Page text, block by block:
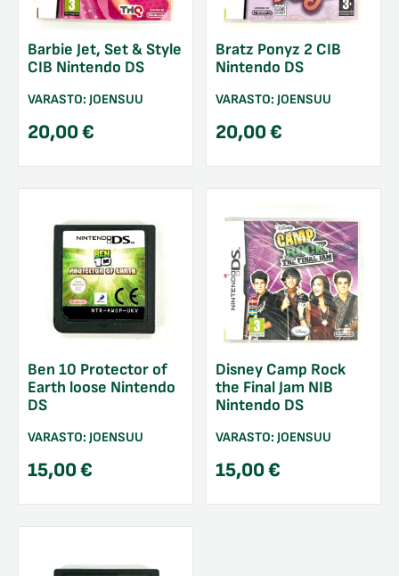
Barbie Jet, Set & Style
CIB Nintendo DS
VARASTO: JOENSUU
20,00€
Bratz Ponyz 2 CIB
Nintendo DS
VARASTO: JOENSUU
20,00€
Ben 10 Protector of
Earth loose Nintendo
DS
VARASTO: JOENSUU
15,00€
Disney Camp Rock
the Final Jam NIB
Nintendo DS
VARASTO: JOENSUU
15,00€